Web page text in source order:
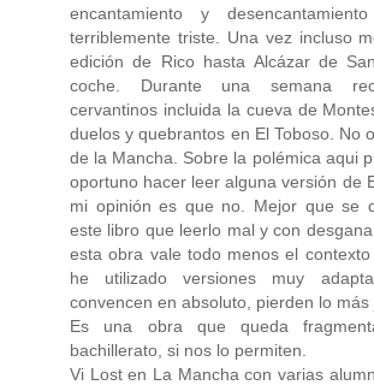
encantamiento y
terriblemente triste. Una vez incluso
edición de Rico hasta Alcázar de
coche. Durante una semana
cervantinos incluida la cueva de
duelos y quebrantos en El Toboso. No
de la Mancha. Sobre la polémica aqui
oportuno hacer leer alguna versión de
mi opinión es que no. Mejor que se
este libro que leerlo mal y con
esta obra vale todo menos el
he utilizado versiones muy
convencen en absoluto, pierden lo más
Es una obra que queda
bachillerato, si nos lo permiten.
Vi Lost en La Mancha con varias